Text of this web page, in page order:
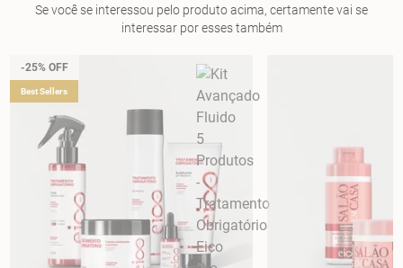
Se você se interessou pelo produto acima, certamente vai se
interessar por esses também
-25% OFF
Best Sellers